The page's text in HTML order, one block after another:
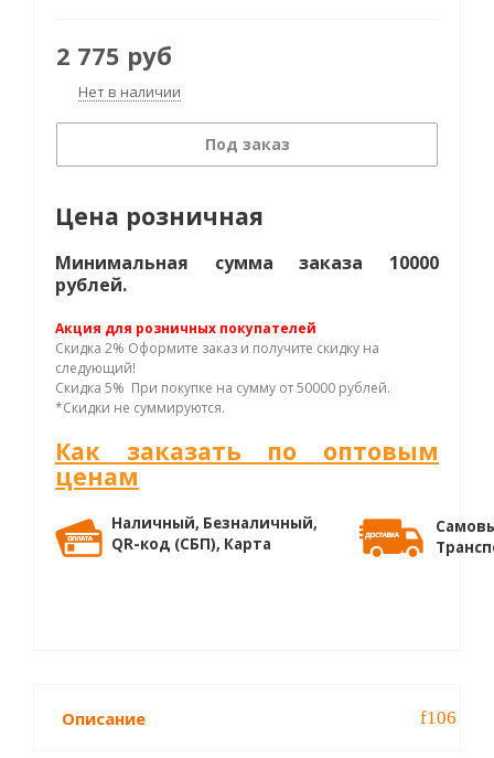
2 775 руб
Нет в наличии
Под заказ
Цена розничная
Минимальная сумма заказа 10000
рублей.
Акция для розничных покупателей
Скидка 2% Оформите заказ и получите скидку на
следующий!
Скидка 5% При покупке на сумму от 50000 рублей.
*Скидки не суммируются.
Как заказать по оптовым
ценам
Наличный, Безналичный,
QR-код (СБП), Карта
Описание